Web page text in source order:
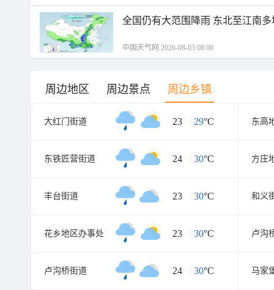
全国仍有大范围降雨 东北至江南
中国天气网 2026-08-03 08:00
周边地区 周边景点 周边乡镇
大红门街道 23 / 29°C 东高
东铁匠营街道 24 / 30°C 方庄
丰台街道 23 / 30°C 和义
花乡地区办事处 23 / 30°C 卢沟
卢沟桥街道 24 / 30°C 马家